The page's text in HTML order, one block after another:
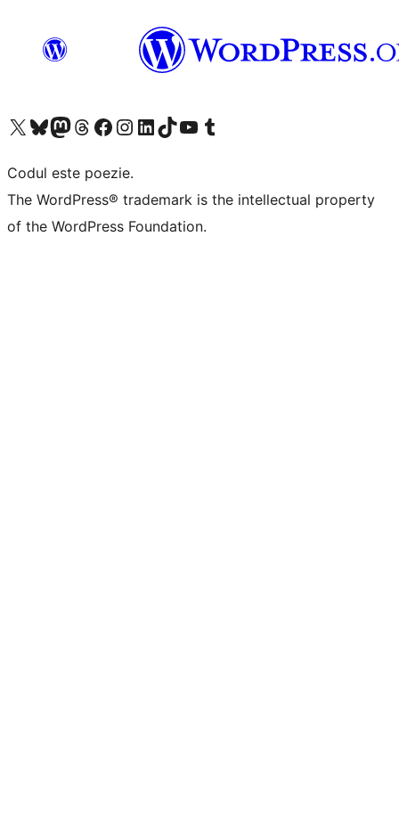
Mergi la contul nostru X (fost Twitter)
Vizitează contul nostru Bluesky
Vizitează contul nostru Mastodon
Vizitează contul nostru Threads
Vizitează pagina noastră Facebook
Vizitează-ne pe Instagram
Vizitează-ne pe LinkedIn
Vizitează contul nostru TikTok
Vizitează canalul nostru YouTube
Vizitează contul nostru Tumblr
Codul este poezie.
The WordPress® trademark is the intellectual property
of the WordPress Foundation.